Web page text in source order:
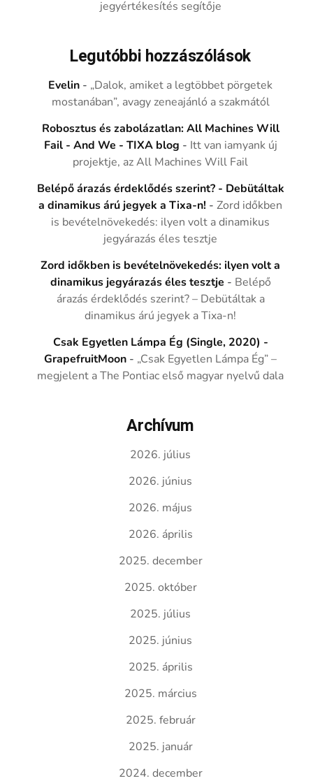
jegyértékesítés segítője
Legutóbbi hozzászólások
Evelin - „Dalok, amiket a legtöbbet pörgetek
mostanában”, avagy zeneajánló a szakmától
Robosztus és zabolázatlan: All Machines Will
Fail - And We - TIXA blog - Itt van iamyank új
projektje, az All Machines Will Fail
Belépő árazás érdeklődés szerint? - Debütáltak
a dinamikus árú jegyek a Tixa-n! -Zord időkben
is bevételnövekedés: ilyen volt a dinamikus
jegyárazás éles tesztje
Zord időkben is bevételnövekedés: ilyen volt a
dinamikus jegyárazás éles tesztje - Belépő
árazás érdeklődés szerint? – Debütáltak a
dinamikus árú jegyek a Tixa-n!
Csak Egyetlen Lámpa Ég (Single, 2020) -
GrapefruitMoon - „Csak Egyetlen Lámpa Ég” –
megjelent a The Pontiac első magyar nyelvű dala
Archívum
2026. július
2026. június
2026. május
2026. április
2025. december
2025. október
2025. július
2025. június
2025. április
2025. március
2025. február
2025. január
2024. december